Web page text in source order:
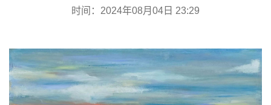
时间：2024年08月04日 23:29